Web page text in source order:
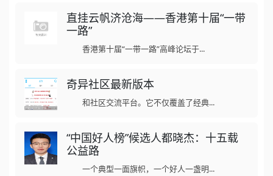
直挂云帆济沧海——香港第十届“一带
一路”
香港第十届“一带一路”高峰论坛于...
奇异社区最新版本
和社区交流平台。它不仅覆盖了经典...
“中国好人榜”候选人都晓杰：十五载
公益路
一个典型一面旗帜，一个好人一盏明...